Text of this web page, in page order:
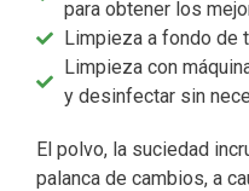
para obtener los
Limpieza a fondo de
Limpieza con
y desinfectar sin
El polvo, la suciedad
palanca de cambios, a